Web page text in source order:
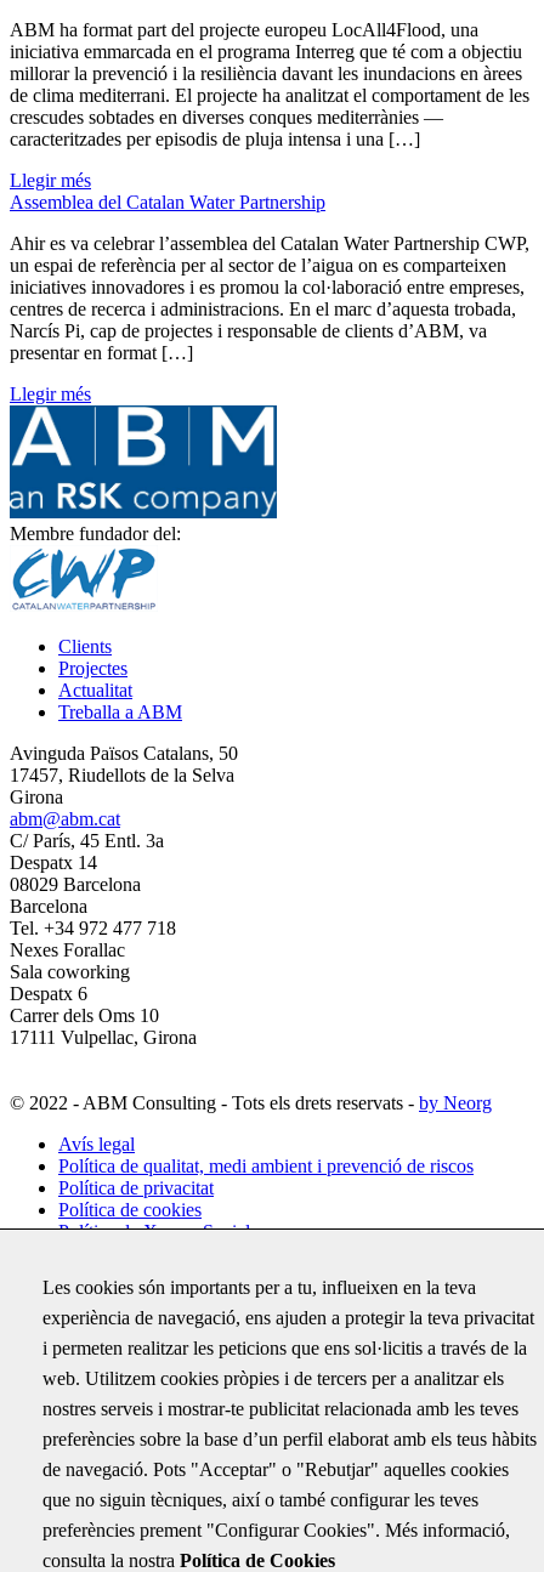
ABM ha format part del projecte europeu LocAll4Flood, una
iniciativa emmarcada en el programa Interreg que té com a objectiu
millorar la prevenció i la resiliència davant les inundacions en àrees
de clima mediterrani. El projecte ha analitzat el comportament de les
crescudes sobtades en diverses conques mediterrànies —
caracteritzades per episodis de pluja intensa i una […]
Llegir més
Assemblea del Catalan Water Partnership
Ahir es va celebrar l’assemblea del Catalan Water Partnership CWP,
un espai de referència per al sector de l’aigua on es comparteixen
iniciatives innovadores i es promou la col·laboració entre empreses,
centres de recerca i administracions. En el marc d’aquesta trobada,
Narcís Pi, cap de projectes i responsable de clients d’ABM, va
presentar en format […]
Llegir més
Membre fundador del:
Clients
Projectes
Actualitat
Treballa a ABM
Avinguda Països Catalans, 50
17457, Riudellots de la Selva
Girona
abm@abm.cat
C/ París, 45 Entl. 3a
Despatx 14
08029 Barcelona
Barcelona
Tel. +34 972 477 718
Nexes Forallac
Sala coworking
Despatx 6
Carrer dels Oms 10
17111 Vulpellac, Girona
© 2022 - ABM Consulting - Tots els drets reservats - by Neorg
Avís legal
Política de qualitat, medi ambient i prevenció de riscos
Política de privacitat
Política de cookies
Política de Xarxes Socials
Subscriu-te
Rep per correu electrònic totes les novetats d'ABM i coneix els
darrers projectes on hem treballat
Aquest camp només és per validació i no s'ha de modificar.
Correu electrònic*
ABM SERVEIS D'ENGINYERIA I CONSULTING, S.L. com a
Les cookies són importants per a tu, influeixen en la teva
experiència de navegació, ens ajuden a protegir la teva privacitat
i permeten realitzar les peticions que ens sol·licitis a través de la
web. Utilitzem cookies pròpies i de tercers per a analitzar els
nostres serveis i mostrar-te publicitat relacionada amb les teves
preferències sobre la base d’un perfil elaborat amb els teus hàbits
de navegació. Pots "Acceptar" o "Rebutjar" aquelles cookies
que no siguin tècniques, així o també configurar les teves
preferències prement "Configurar Cookies". Més informació,
consulta la nostra Política de Cookies